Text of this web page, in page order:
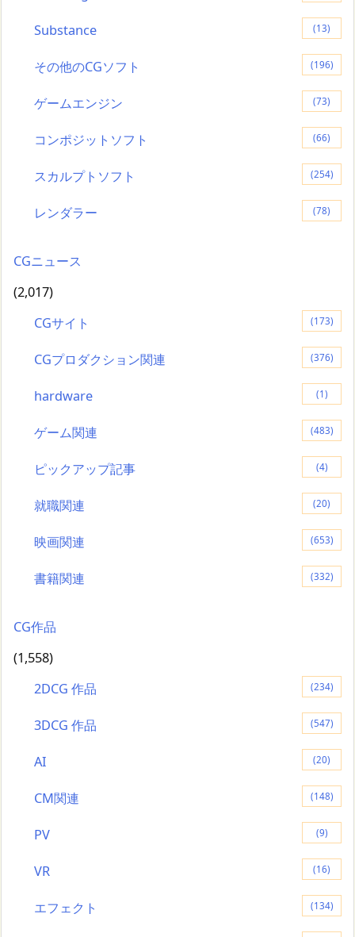
Substance (13)
その他のCGソフト (196)
ゲームエンジン (73)
コンポジットソフト (66)
スカルプトソフト (254)
レンダラー (78)
CGニュース
(2,017)
CGサイト
(173)
CGプロダクション関連 (376)
hardware (1)
ゲーム関連 (483)
ピックアップ記事 (4)
就職関連 (20)
映画関連 (653)
書籍関連 (332)
CG作品
(1,558)
2DCG 作品
(234)
3DCG 作品 (547)
AI (20)
CM関連 (148)
PV (9)
VR (16)
エフェクト (134)